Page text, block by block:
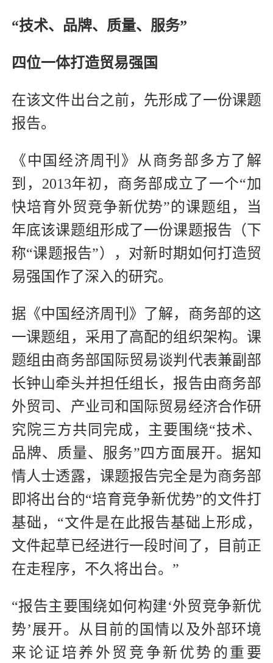
“技术、品牌、质量、服务”
四位一体打造贸易强国
在该文件出台之前，先形成了一份课题
报告。
《中国经济周刊》从商务部多方了解
到，2013年初，商务部成立了一个“加
快培育外贸竞争新优势”的课题组，当
年底该课题组形成了一份课题报告（下
称“课题报告”），对新时期如何打造贸
易强国作了深入的研究。
据《中国经济周刊》了解，商务部的这
一课题组，采用了高配的组织架构。课
题组由商务部国际贸易谈判代表兼副部
长钟山牵头并担任组长，报告由商务部
外贸司、产业司和国际贸易经济合作研
究院三方共同完成，主要围绕“技术、
品牌、质量、服务”四方面展开。据知
情人士透露，课题报告完全是为商务部
即将出台的“培育竞争新优势”的文件打
基础，“文件是在此报告基础上形成，
文件起草已经进行一段时间了，目前正
在走程序，不久将出台。”
“报告主要围绕如何构建‘外贸竞争新优
势’展开。从目前的国情以及外部环境
来论证培养外贸竞争新优势的重要